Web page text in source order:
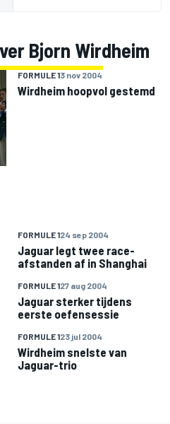
Bjorn Wirdheim
FORMULE 13 nov 2004
Wirdheim hoopvol gestemd
FORMULE 124 sep 2004
Jaguar legt twee race-
afstanden af in Shanghai
FORMULE 127 aug 2004
Jaguar sterker tijdens
eerste oefensessie
FORMULE 123 jul 2004
Wirdheim snelste van
Jaguar-trio